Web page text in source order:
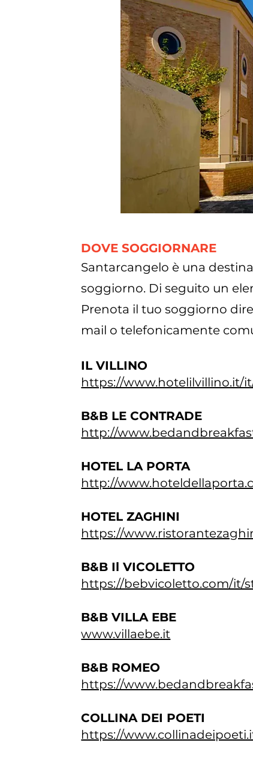
DOVE SOGGIORNARE
Santarcangelo è una
soggiorno. Di seguito un
Prenota il tuo soggiorno
mail o telefonicamente
IL VILLINO
https://www.hotelilvillino.it/
B&B LE CONTRADE
http://
HOTEL LA PORTA
http://
HOTEL ZAGHINI
https://
B&B Il VICOLETTO
https://bebvicoletto.com/it/
B&B VILLA EBE
www.villaebe.it
B&B ROMEO
https://
COLLINA DEI POETI
https://